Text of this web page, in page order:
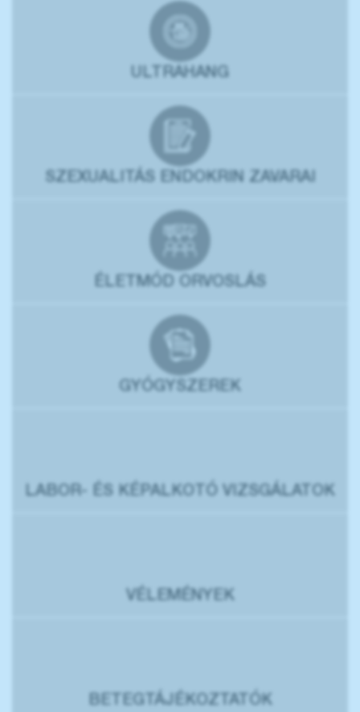
ULTRAHANG
SZEXUALITÁS ENDOKRIN ZAVARAI
ÉLETMÓD ORVOSLÁS
GYÓGYSZEREK
LABOR- ÉS KÉPALKOTÓ VIZSGÁLATOK
VÉLEMÉNYEK
BETEGTÁJÉKOZTATÓK